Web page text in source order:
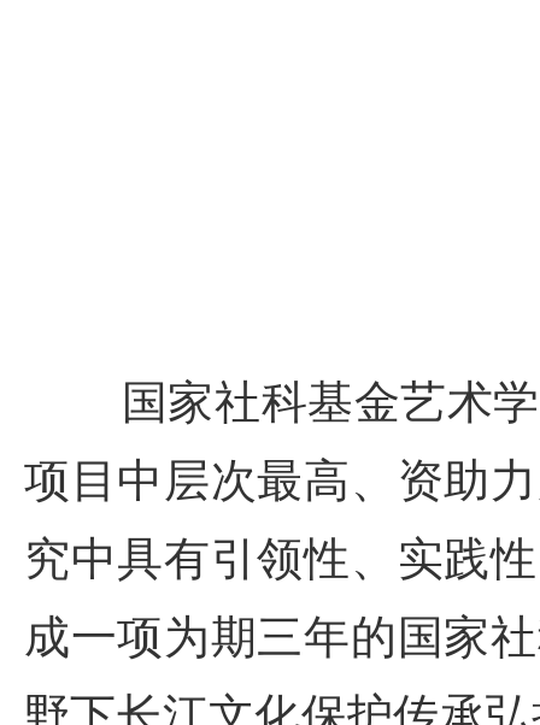
国家社科基金艺术
项目中层次最高、资助
究中具有引领性、实践
成一项为期三年的国家